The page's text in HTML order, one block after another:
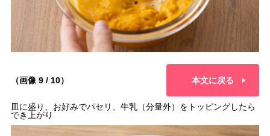
（画像 9 / 10） 本文に戻る
皿に盛り、お好みでパセリ、牛乳（分量外）をトッピングしたら
でき上がり